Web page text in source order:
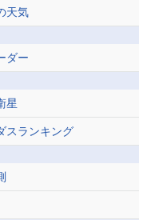
天気
ダー
星
スランキング